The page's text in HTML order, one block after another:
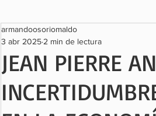
Tecnología
JEAN PIERRE
armandoosoriomaldo
3 abr 2025 2 min de lectura